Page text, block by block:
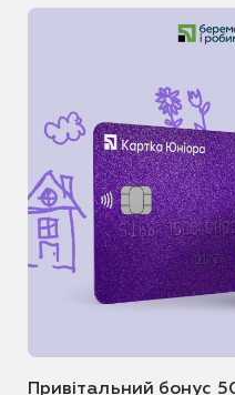
Привітальний бонус